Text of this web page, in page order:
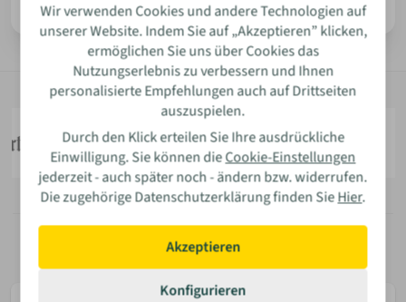
MERKLISTE
Wir verwenden Cookies und andere Technologien auf
unserer Website. Indem Sie auf „Akzeptieren” klicken,
ermöglichen Sie uns über Cookies das
Nutzungserlebnis zu verbessern und Ihnen
personalisierte Empfehlungen auch auf Drittseiten
auszuspielen.
Durch den Klick erteilen Sie Ihre ausdrückliche
Einwilligung. Sie können dieCookie-Einstellungen
jederzeit - auch später noch - ändern bzw. widerrufen.
Die zugehörige Datenschutzerklärung finden SieHier.
Akzeptieren
Konfigurieren